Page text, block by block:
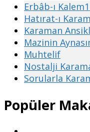
Erbâb-ı Kalem
Hatırat-ı
Karaman
Mazinin
Muhtelif
Nostalji
Sorularla
Popüler